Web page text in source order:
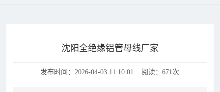
沈阳全绝缘铝管母线厂家
发布时间：2026-04-03 11:10:01 阅读：671次